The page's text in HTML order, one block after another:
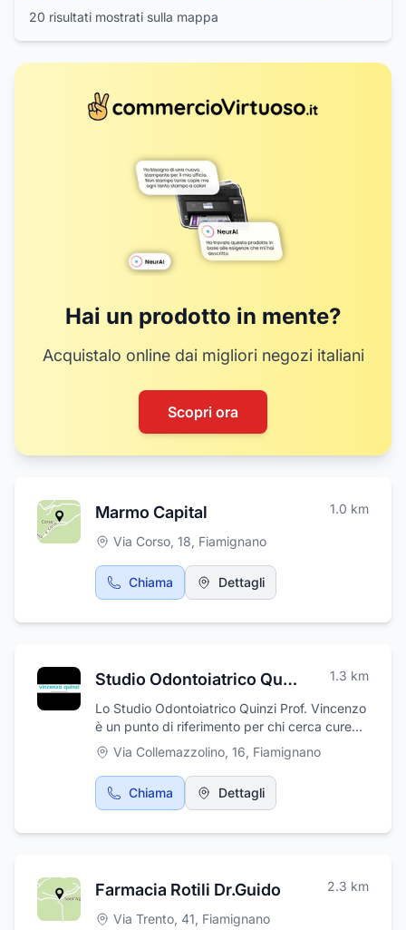
5
20 risultati mostrati sulla mappa
Hai un prodotto in mente?
Acquistalo online dai migliori negozi italiani
Scopri ora
Marmo Capital 1.0 km
Via Corso, 18, Fiamignano
Chiama Dettagli
Studio Odontoiatrico Quinzi Prof. Vincenzo 1.3 km
Lo Studio Odontoiatrico Quinzi Prof. Vincenzo
è un punto di riferimento per chi cerca cure
dentali complete e specializzate. Ci
occupiamo di ortodonzia e di tutti gli aspetti
legati alla crescita cranio-facciale, all'estetica
facciale e dentale. Offriamo servizi di
ortognatodonzia e applicazione di apparecchi
pazienti. Tra le nostre aree di competenza,
l'implantologia dentale, l’endodonzia, la
Via Collemazzolino, 16, Fiamignano
Chiama Dettagli
Farmacia Rotili Dr.Guido 2.3 km
Via Trento, 41, Fiamignano